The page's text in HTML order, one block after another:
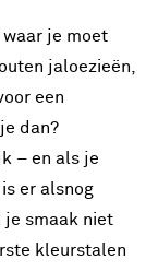
waar je moet
jaloezieën,
een
dan?
– en als je
er alsnog
je smaak niet
kleurstalen